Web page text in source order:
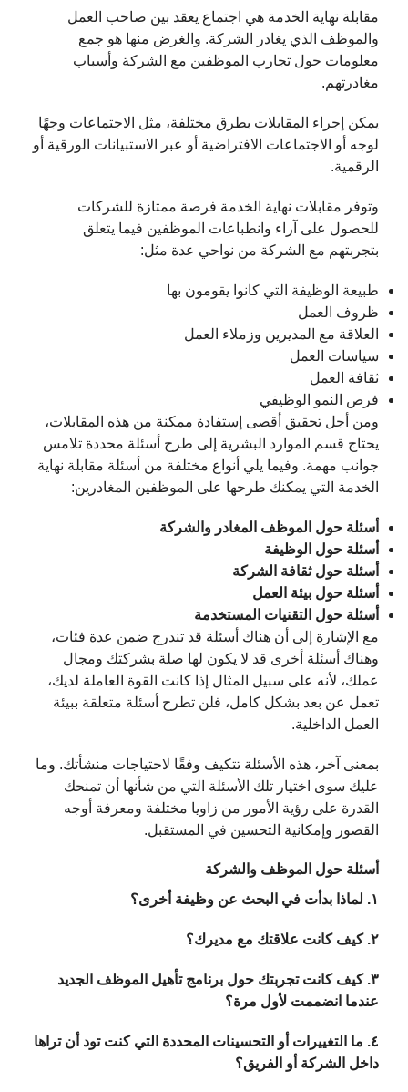
مقابلة نهاية الخدمة هي اجتماع يعقد بين صاحب العمل
والموظف الذي يغادر الشركة. والغرض منها هو جمع
معلومات حول تجارب الموظفين مع الشركة وأسباب
مغادرتهم.
يمكن إجراء المقابلات بطرق مختلفة، مثل الاجتماعات وجهًا
لوجه أو الاجتماعات الافتراضية أو عبر الاستبيانات الورقية أو
الرقمية.
وتوفر مقابلات نهاية الخدمة فرصة ممتازة للشركات
للحصول على آراء وانطباعات الموظفين فيما يتعلق
بتجربتهم مع الشركة من نواحي عدة مثل:
طبيعة الوظيفة التي كانوا يقومون بها
ظروف العمل
العلاقة مع المديرين وزملاء العمل
سياسات العمل
ثقافة العمل
فرص النمو الوظيفي
ومن أجل تحقيق أقصى إستفادة ممكنة من هذه المقابلات،
يحتاج قسم الموارد البشرية إلى طرح أسئلة محددة تلامس
جوانب مهمة. وفيما يلي أنواع مختلفة من أسئلة مقابلة نهاية
الخدمة التي يمكنك طرحها على الموظفين المغادرين:
أسئلة حول الموظف المغادر والشركة
أسئلة حول الوظيفة
أسئلة حول ثقافة الشركة
أسئلة حول بيئة العمل
أسئلة حول التقنيات المستخدمة
مع الإشارة إلى أن هناك أسئلة قد تندرج ضمن عدة فئات،
وهناك أسئلة أخرى قد لا يكون لها صلة بشركتك ومجال
عملك، لأنه على سبيل المثال إذا كانت القوة العاملة لديك،
تعمل عن بعد بشكل كامل، فلن تطرح أسئلة متعلقة ببيئة
العمل الداخلية.
بمعنى آخر، هذه الأسئلة تتكيف وفقًا لاحتياجات منشأتك. وما
عليك سوى اختيار تلك الأسئلة التي من شأنها أن تمنحك
القدرة على رؤية الأمور من زاويا مختلفة ومعرفة أوجه
القصور وإمكانية التحسين في المستقبل.
أسئلة حول الموظف والشركة
١. لماذا بدأت في البحث عن وظيفة أخرى؟
٢. كيف كانت علاقتك مع مديرك؟
٣. كيف كانت تجربتك حول برنامج تأهيل الموظف الجديد
عندما انضممت لأول مرة؟
٤. ما التغييرات أو التحسينات المحددة التي كنت تود أن تراها
داخل الشركة أو الفريق؟